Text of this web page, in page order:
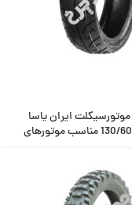
ایران یاسا
سایز 13-130/60 مناسب موتورهای